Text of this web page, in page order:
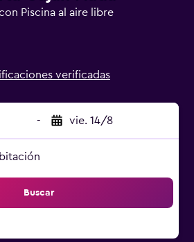
Piscina al aire libre
verificadas
- vie. 14/8
Buscar